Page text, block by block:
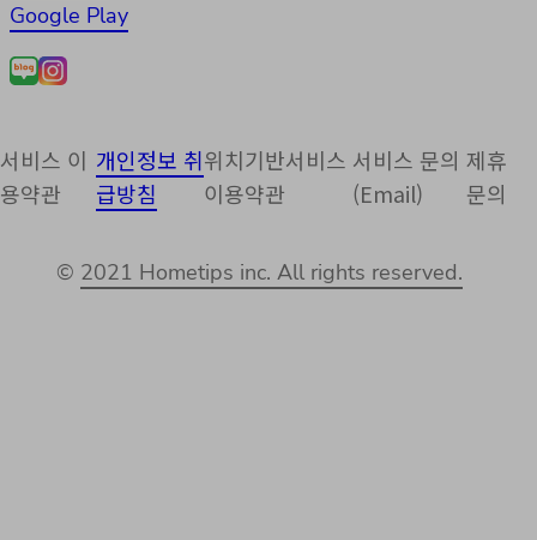
Google Play
서비스 이
용약관
개인정보 취
급방침
위치기반서비스
이용약관
서비스 문의
(Email)
제휴
문의
© 2021 Hometips inc. All rights reserved.